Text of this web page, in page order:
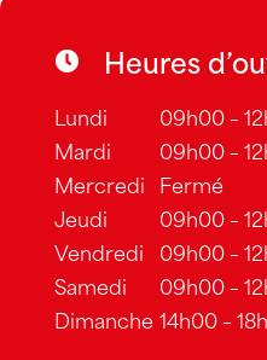
Heures
Lundi
09h00 –
Mardi
09h00 –
Mercredi Fermé
Jeudi
09h00 –
Vendredi 09h00 –
Samedi
09h00 –
Dimanche 14h00 –